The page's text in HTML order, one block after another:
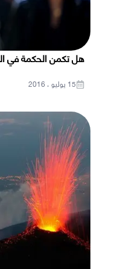
هل تكمن الحكمة في
15 يوليو ، 2016